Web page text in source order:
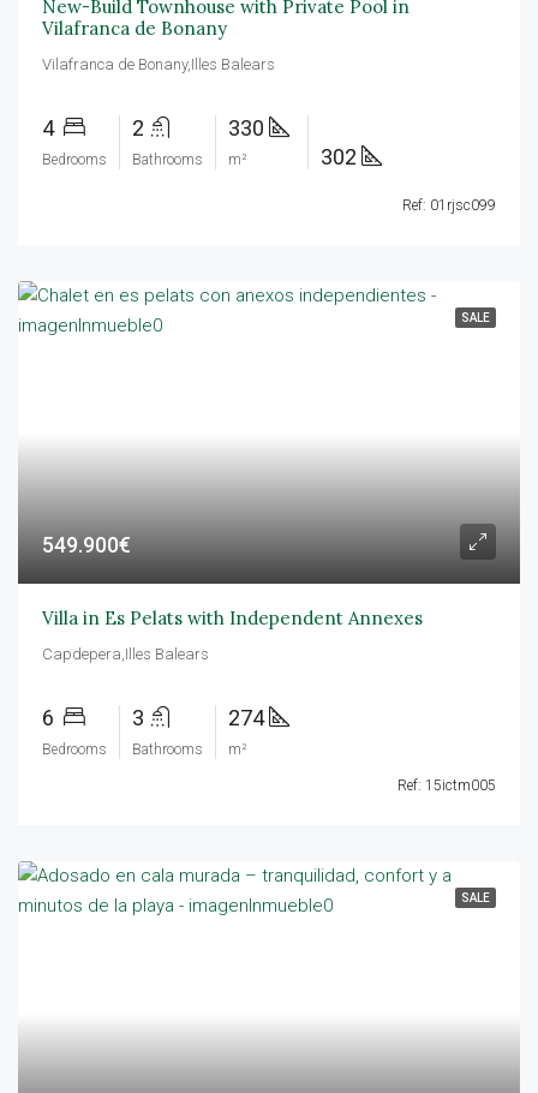
New-Build Townhouse with Private Pool in
Vilafranca de Bonany
Vilafranca de Bonany,Illes Balears
4
Bedrooms
2
Bathrooms
330
m² 302
Ref: 01rjsc099
SALE
549.900€
Villa in Es Pelats with Independent Annexes
Capdepera,Illes Balears
6
Bedrooms
3
Bathrooms
274
m²
Ref: 15ictm005
SALE